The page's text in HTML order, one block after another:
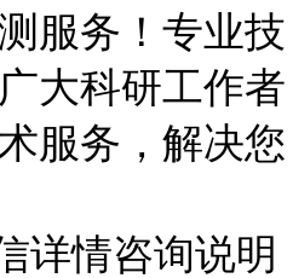
服务！专业技
大科研工作者
服务，解决您
详情咨询说明